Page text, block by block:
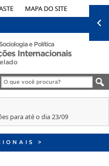
MAPA DO SITE
e Política
Internacionais
para até o dia 23/09
>